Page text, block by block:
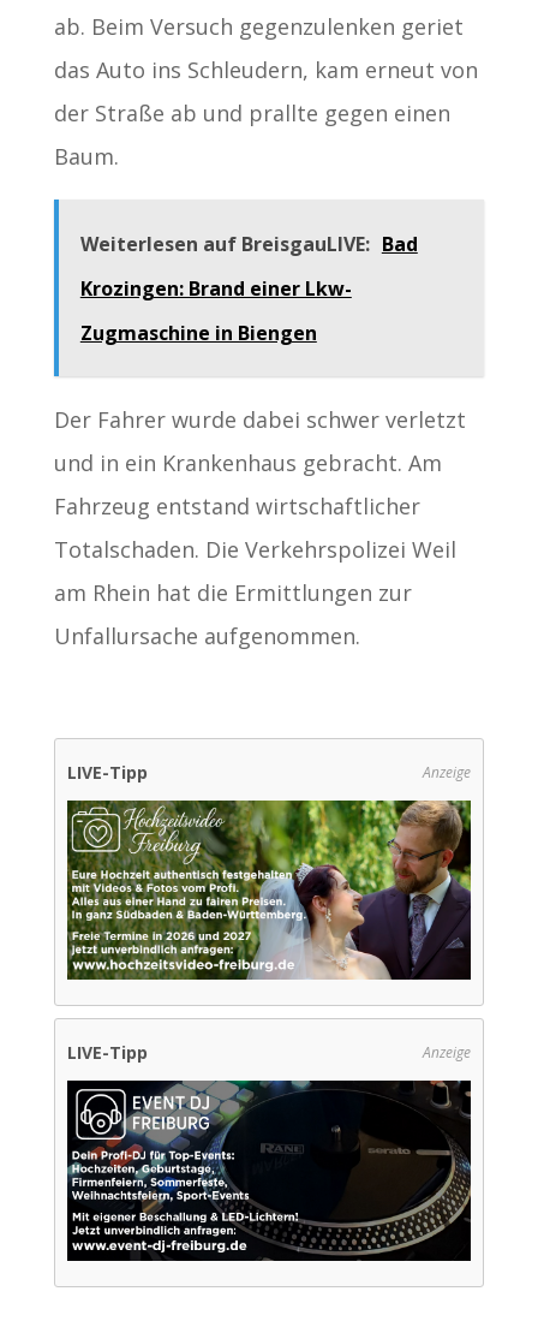
ab. Beim Versuch gegenzulenken geriet
das Auto ins Schleudern, kam erneut von
der Straße ab und prallte gegen einen
Baum.
Weiterlesen auf BreisgauLIVE: Bad
Krozingen: Brand einer Lkw-
Zugmaschine in Biengen
Der Fahrer wurde dabei schwer verletzt
und in ein Krankenhaus gebracht. Am
Fahrzeug entstand wirtschaftlicher
Totalschaden. Die Verkehrspolizei Weil
am Rhein hat die Ermittlungen zur
Unfallursache aufgenommen.
LIVE-Tipp Anzeige
LIVE-Tipp Anzeige